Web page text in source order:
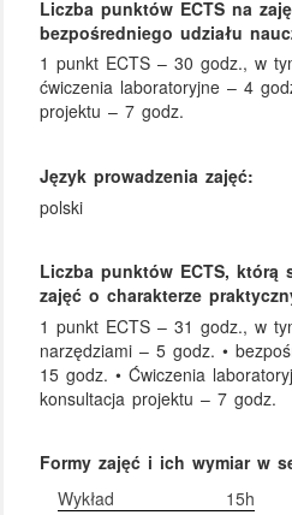
Liczba punktów ECTS na
bezpośredniego udziału
1 punkt ECTS – 30 godz., w
ćwiczenia laboratoryjne – 4
projektu – 7 godz.
Język prowadzenia zajęć:
polski
Liczba punktów ECTS, którą
zajęć o charakterze
1 punkt ECTS – 31 godz., w
narzędziami – 5 godz. •
15 godz. • Ćwiczenia
konsultacja projektu – 7 godz.
Formy zajęć i ich wymiar w
Wykład
15h